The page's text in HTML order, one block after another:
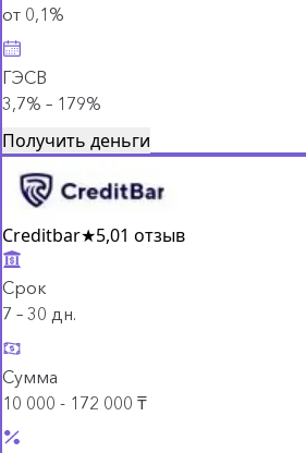
от 0,1%
ГЭСВ
3,7% – 179%
Получить деньги
Creditbar★5,01 отзыв
Срок
7 – 30 дн.
Сумма
10 000 - 172 000 ₸